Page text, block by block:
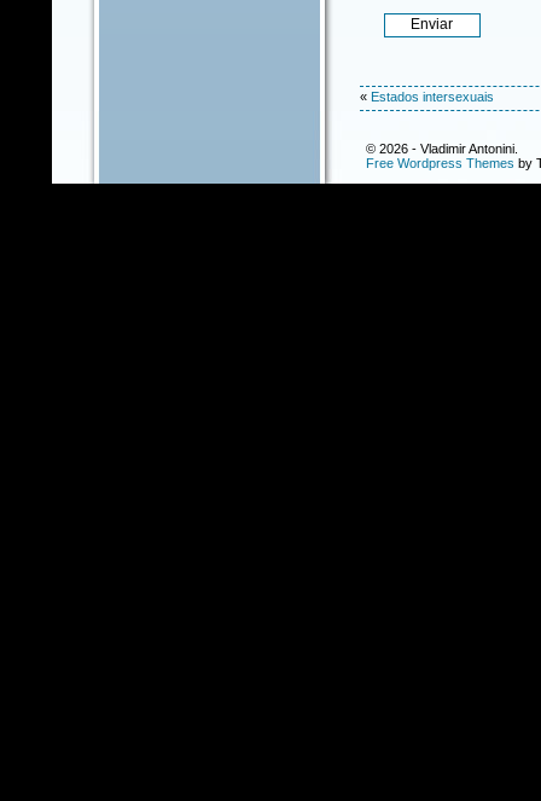
« Estados intersexuais
© 2026 - Vladimir Antonini.
Free Wordpress Themes by